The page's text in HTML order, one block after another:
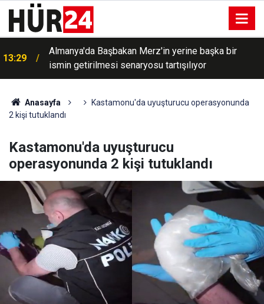
13:29
Almanya'da Başbakan Merz'in yerine başka bir
ismin getirilmesi senaryosu tartışılıyor
Anasayfa
Kastamonu'da uyuşturucu operasyonunda
2 kişi tutuklandı
Kastamonu'da uyuşturucu
operasyonunda 2 kişi tutuklandı